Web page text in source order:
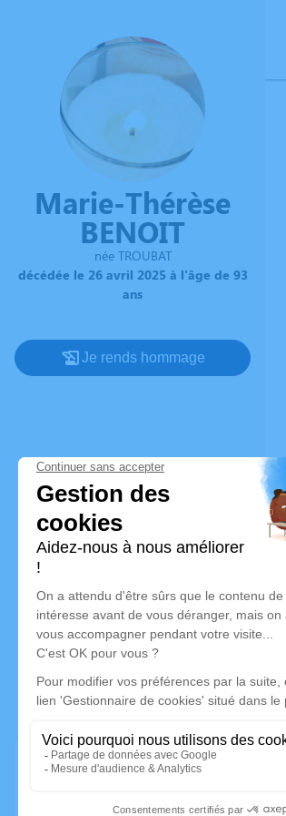
Marie-Thérèse
BENOIT
née TROUBAT
décédée le 26 avril 2025 à l'âge de 93
ans
Je rends hommage